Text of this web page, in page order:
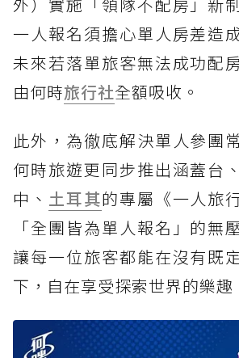
一人報名須擔心單人房差造
未來若落單旅客無法成功配
由何時旅行社全額吸收。
此外，為徹底解決單人參團
何時旅遊更同步推出涵蓋台
中、 土耳其的專屬《一人旅
「全團皆為單人報名」的無
讓每一位旅客都能在沒有既
下，自在享受探索世界的樂趣